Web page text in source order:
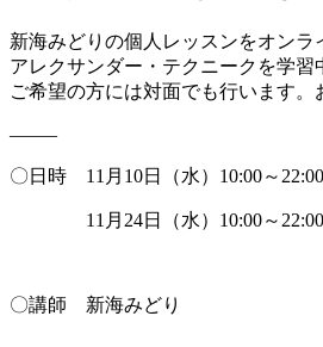
新海みどりの個人レッスンをオンラ
アレクサンダー・テクニークを学習
ご希望の方には対面でも行います。
——–
〇日時 11月10日（水）10:00～22:00
11月24日（水）10:00～22:00
〇講師 新海みどり